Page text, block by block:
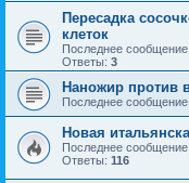
Пересадка
клеток
Последнее сообщение
Ответы: 3
Наножир против
Последнее сообщение
Новая
Последнее сообщение
Ответы: 116